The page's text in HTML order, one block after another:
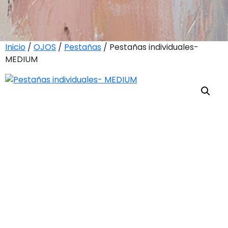
Inicio / OJOS / Pestañas / Pestañas individuales-
MEDIUM